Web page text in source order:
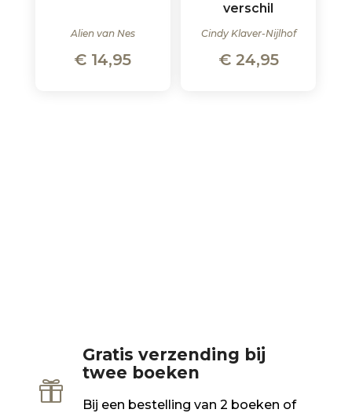
Alien van Nes
€ 14,95
verschil
Cindy Klaver-Nijlhof
€24,95

Gratis verzending bij
twee boeken
Bij een bestelling van 2 boeken of